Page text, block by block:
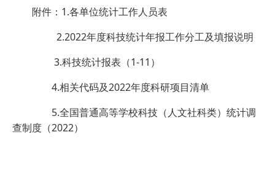
附件：1.各单位统计工作人员表
2.2022年度科技统计年报工作分工及填报说明
3.科技统计报表（1-11）
4.相关代码及2022年度科研项目清单
5.全国普通高等学校科技（人文社科类）统计调
查制度（2022）